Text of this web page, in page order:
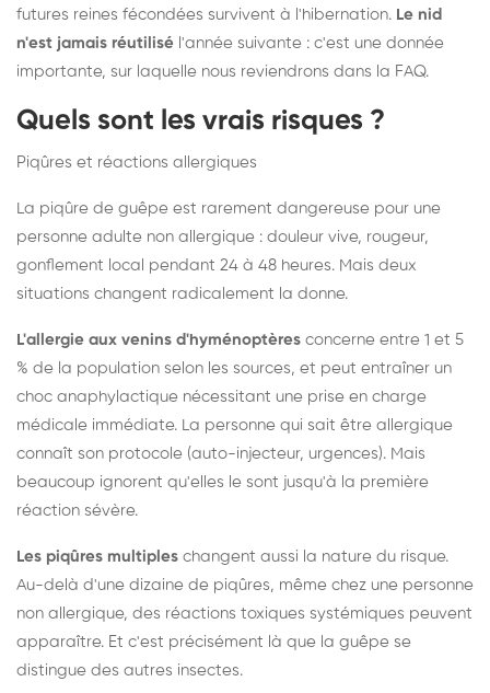
futures reines fécondées survivent à l'hibernation. Le nid
n'est jamais réutilisé l'année suivante : c'est une donnée
importante, sur laquelle nous reviendrons dans la FAQ.
Quels sont les vrais risques ?
Piqûres et réactions allergiques
La piqûre de guêpe est rarement dangereuse pour une
personne adulte non allergique : douleur vive, rougeur,
gonflement local pendant 24 à 48 heures. Mais deux
situations changent radicalement la donne.
L'allergie aux venins d'hyménoptères concerne entre 1 et 5
% de la population selon les sources, et peut entraîner un
choc anaphylactique nécessitant une prise en charge
médicale immédiate. La personne qui sait être allergique
connaît son protocole (auto-injecteur, urgences). Mais
beaucoup ignorent qu'elles le sont jusqu'à la première
réaction sévère.
Les piqûres multiples changent aussi la nature du risque.
Au-delà d'une dizaine de piqûres, même chez une personne
non allergique, des réactions toxiques systémiques peuvent
apparaître. Et c'est précisément là que la guêpe se
distingue des autres insectes.